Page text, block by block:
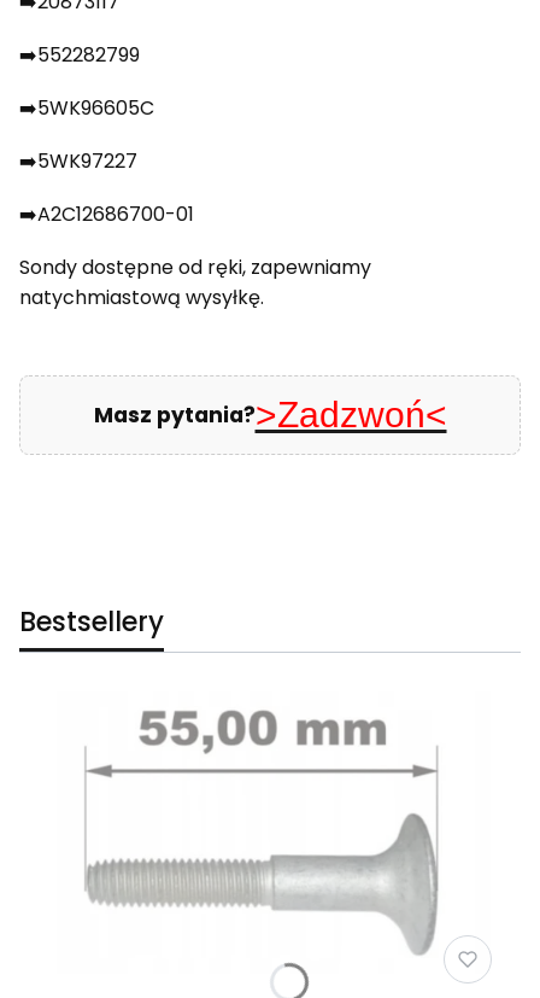
➡️552282799
➡️5WK96605C
➡️5WK97227
➡️A2C12686700-01
Sondy dostępne od ręki, zapewniamy
natychmiastową wysyłkę.
Masz pytania?>Zadzwoń<
Bestsellery